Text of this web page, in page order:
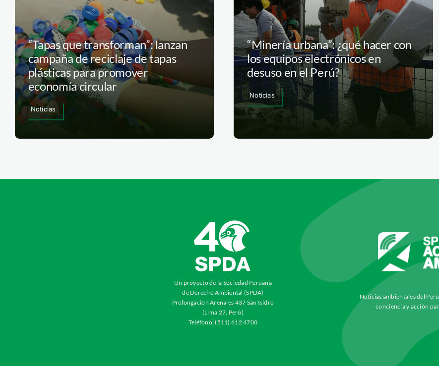
“Tapas que transforman”: lanzan
campaña de reciclaje de tapas
plásticas para promover
economía circular
Noticias
“Minería urbana”: ¿qué hacer con
los equipos electrónicos en
desuso en el Perú?
Noticias
Un proyecto de la Sociedad Peruana
de Derecho Ambiental (SPDA)
Prolongación Arenales 437 San Isidro
(Lima 27, Perú)
Teléfono: (511) 612 4700
Noticias ambientales del
conciencia y acción